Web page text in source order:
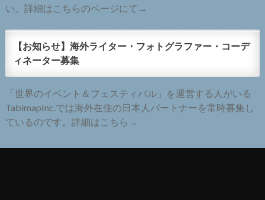
い。詳細はこちらのページにて→
【お知らせ】海外ライター・フォトグラファー・コーデ
ィネーター募集
「世界のイベント＆フェスティバル」を運営する人がいる
TabimapInc.では海外在住の日本人パートナーを常時募集し
ているのです。詳細はこちら→